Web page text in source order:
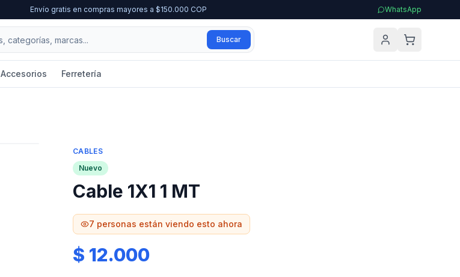
Envío gratis en compras mayores a $150.000 COP WhatsApp
Buscar
Accesorios Ferretería
CABLES
Nuevo
Cable 1X1 1 MT
7 personas están viendo esto ahora
$ 12.000